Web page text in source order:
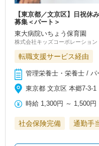
【東京都／文京区】日祝休
募集＜パート＞
東大病院いちょう保育園
株式会社キッズコーポレーション
転職支援サービス経由
管理栄養士・栄養士 / パ
東京都 文京区 本郷7-3-1
時給 1,300円 ～ 1,500円
社会保険完備 通勤手